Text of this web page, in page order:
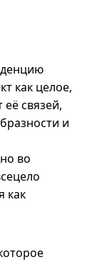
как целое,
связей,
и
во
как